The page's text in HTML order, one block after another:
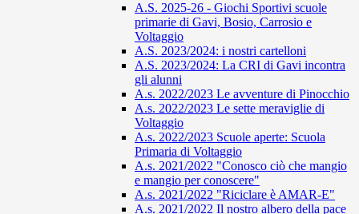
A.S. 2025-26 - Giochi Sportivi scuole
primarie di Gavi, Bosio, Carrosio e
Voltaggio
A.S. 2023/2024: i nostri cartelloni
A.S. 2023/2024: La CRI di Gavi incontra
gli alunni
A.s. 2022/2023 Le avventure di Pinocchio
A.s. 2022/2023 Le sette meraviglie di
Voltaggio
A.s. 2022/2023 Scuole aperte: Scuola
Primaria di Voltaggio
A.s. 2021/2022 "Conosco ciò che mangio
e mangio per conoscere"
A.s. 2021/2022 "Riciclare è AMAR-E"
A.s. 2021/2022 Il nostro albero della pace